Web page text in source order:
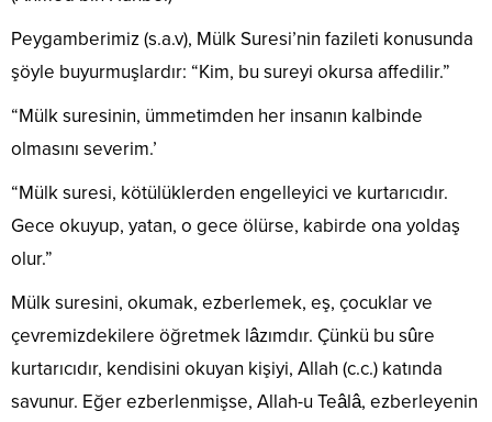
Peygamberimiz (s.a.v), Mülk Suresi’nin fazileti konusunda
şöyle buyurmuşlardır: “Kim, bu sureyi okursa affedilir.”
“Mülk suresinin, ümmetimden her insanın kalbinde
olmasını severim.’
“Mülk suresi, kötülüklerden engelleyici ve kurtarıcıdır.
Gece okuyup, yatan, o gece ölürse, kabirde ona yoldaş
olur.”
Mülk suresini, okumak, ezberlemek, eş, çocuklar ve
çevremizdekilere öğretmek lâzımdır. Çünkü bu sûre
kurtarıcıdır, kendisini okuyan kişiyi, Allah (c.c.) katında
savunur. Eğer ezberlenmişse, Allah-u Teâlâ, ezberleyenin